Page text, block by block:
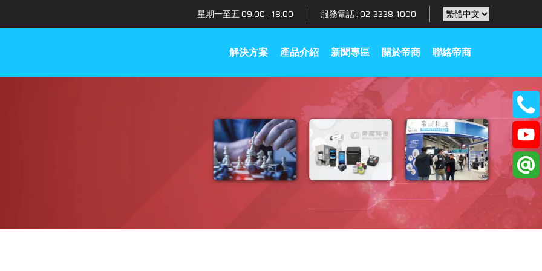
星期一至五 09:00 - 18:00 服務電話 :02-2228-1000
解決方案 產品介紹 新聞專區 關於帝商 聯絡帝商